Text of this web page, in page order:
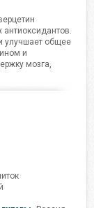
улучшает общее
и
мозга,